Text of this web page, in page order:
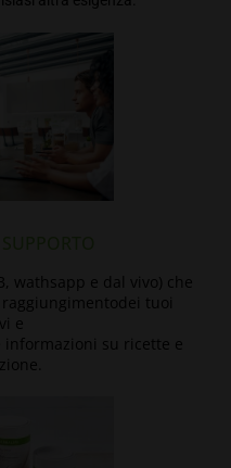
wathsapp e dal vivo) che
tuoi
e
su ricette e